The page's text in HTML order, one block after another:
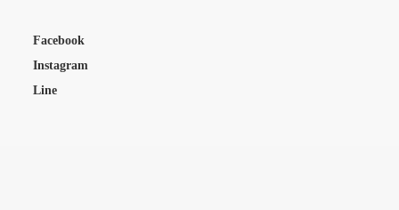
Facebook
Instagram
Line